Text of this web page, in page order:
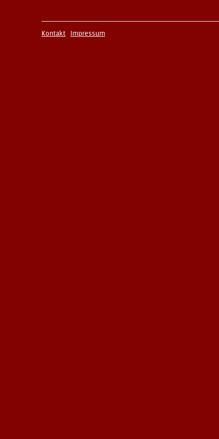
Kontakt Impressum